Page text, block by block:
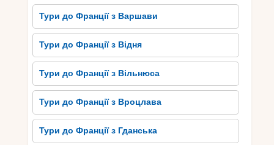
багатий культурний спадок, захоплюючу історію
та смачну гастрономію. Ви зможете
насолодитися прогулянками по його вуличкам,
відвідати численні пам’ятки та визначні місця,
насолодитися мистецтвом та культурою. А
гастрономічні радощі Аяччо перенесуть вас у
світ справжньої кухні Корсики.
Завершуючи вашу подорож до Аяччо, варто
історичну спадщину та культурне життя регіону,
Тури до Франції з Варшави
Тури до Франції з Відня
Тури до Франції з Вільнюса
Тури до Франції з Вроцлава
Тури до Франції з Гданська